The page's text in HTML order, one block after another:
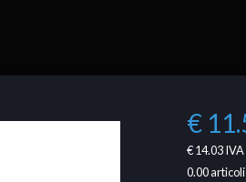
€
€ 14.03IVA
0.00